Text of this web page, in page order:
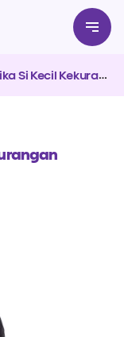
Kekurangan Asupan Kalori